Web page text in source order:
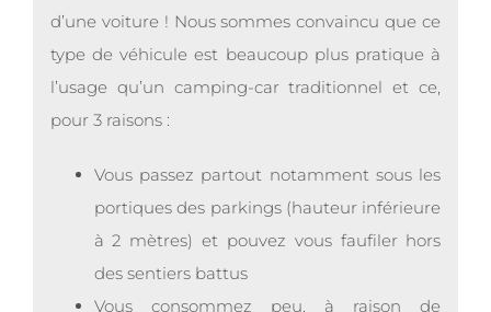
d’une voiture ! Nous sommes convaincu que ce
type de véhicule est beaucoup plus pratique à
l’usage qu’un camping-car traditionnel et ce,
pour 3 raisons :
Vous passez partout notamment sous les
portiques des parkings (hauteur inférieure
à 2 mètres) et pouvez vous faufiler hors
des sentiers battus
Vous consommez peu, à raison de